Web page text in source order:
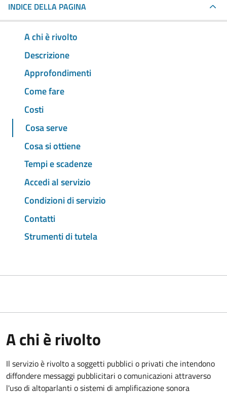
INDICE DELLA PAGINA
A chi è rivolto
Descrizione
Approfondimenti
Come fare
Costi
Cosa serve
Cosa si ottiene
Tempi e scadenze
Accedi al servizio
Condizioni di servizio
Contatti
Strumenti di tutela
A chi è rivolto
Il servizio è rivolto a soggetti pubblici o privati che intendono
diffondere messaggi pubblicitari o comunicazioni attraverso
l'uso di altoparlanti o sistemi di amplificazione sonora